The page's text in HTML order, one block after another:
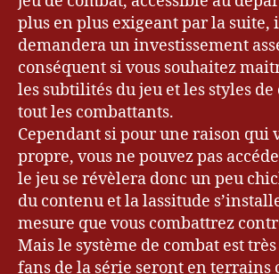
plus en plus exigeant par la suite,
demandera un investissement
conséquent si vous souhaitez
les subtilités du jeu et les styles de
tout les combattants.
Cependant si pour une raison qui
propre, vous ne pouvez pas
le jeu se révèlera donc un peu
du contenu et la lassitude
mesure que vous combattrez
Mais le système de combat est
fans de la série seront en terrains